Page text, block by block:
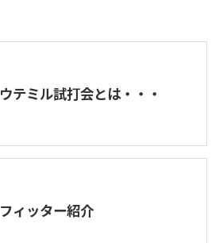
ウテミル試打会とは・・・
フィッター紹介